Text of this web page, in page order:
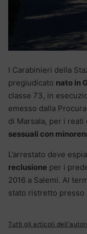
I Carabinieri della
pregiudicato nato in
classe 73, in
emesso dalla
di Marsala, per i reati
sessuali con
L’arrestato deve
reclusione per i
2016 a Salemi. Al
stato ristretto presso
Tutti gli articoli